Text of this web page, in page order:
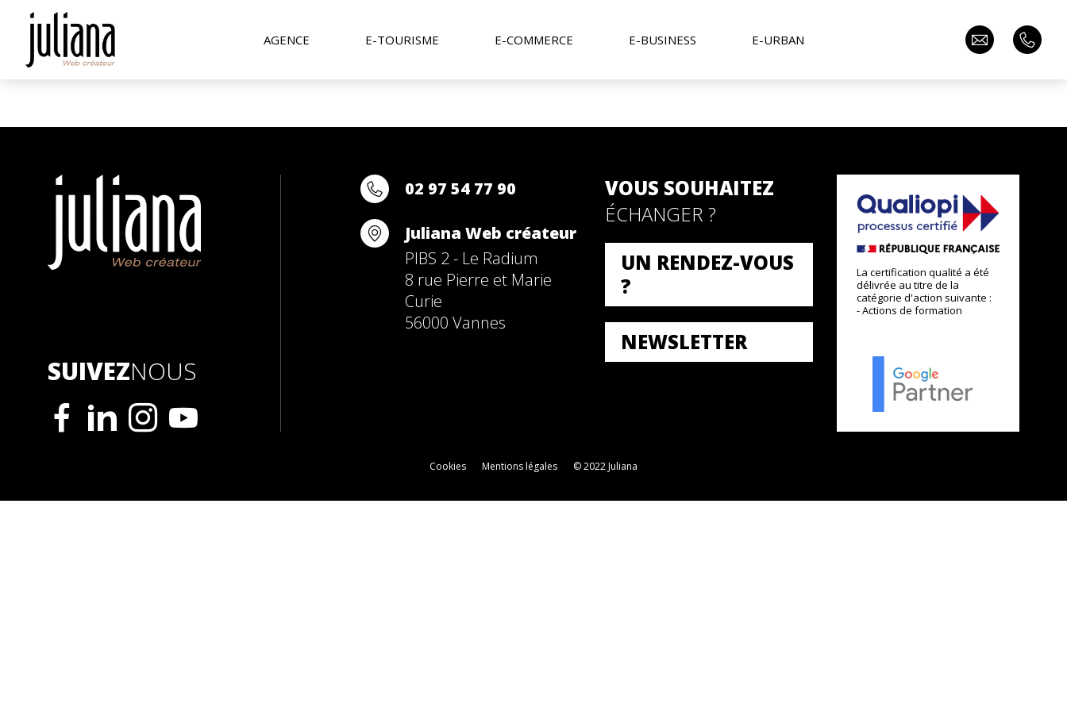
AGENCE E-TOURISME E-COMMERCE E-BUSINESS E-URBAN
SUIVEZNOUS
02 97 54 77 90
Juliana Web créateur
PIBS 2 - Le Radium
8 rue Pierre et Marie
Curie
56000 Vannes
VOUS SOUHAITEZ
ÉCHANGER ?
UN RENDEZ-VOUS
?
NEWSLETTER
La certification qualité a été
délivrée au titre de la
catégorie d'action suivante :
- Actions de formation
Cookies Mentions légales © 2022 Juliana